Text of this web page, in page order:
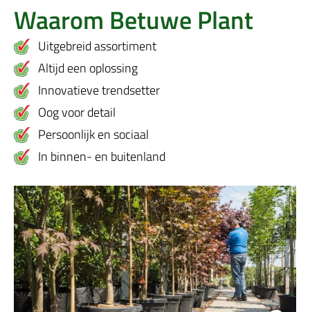
Waarom Betuwe Plant
Uitgebreid assortiment
Altijd een oplossing
Innovatieve trendsetter
Oog voor detail
Persoonlijk en sociaal
In binnen- en buitenland